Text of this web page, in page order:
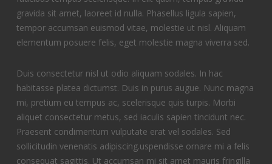
gravida sit amet, laoreet id nulla. Phasellus ligula sapien,
tempor accumsan euismod vitae, molestie ut nisl. Aliquam
elementum posuere felis, eget molestie magna viverra sed.
Duis consectetur nisl ut odio aliquam sodales. In hac
habitasse platea dictumst. Duis in purus augue. Nunc magna
mi, pretium eu tempus ac, scelerisque quis turpis. Morbi
aliquet consectetur metus, sed iaculis sapien tincidunt nec.
Praesent condimentum vulputate erat vel sodales. Sed
sollicitudin venenatis adipiscing.uspendisse ornare mi a felis
consequat sagittis. Ut accumsan mi sit amet mauris fringilla